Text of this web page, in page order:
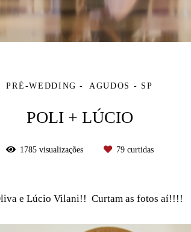
PRÉ-WEDDING AGUDOS - SP
POLI + LÚCIO
1785visualizações 79curtidas
e Lúcio Vilani!! Curtam as fotos aí!!!!